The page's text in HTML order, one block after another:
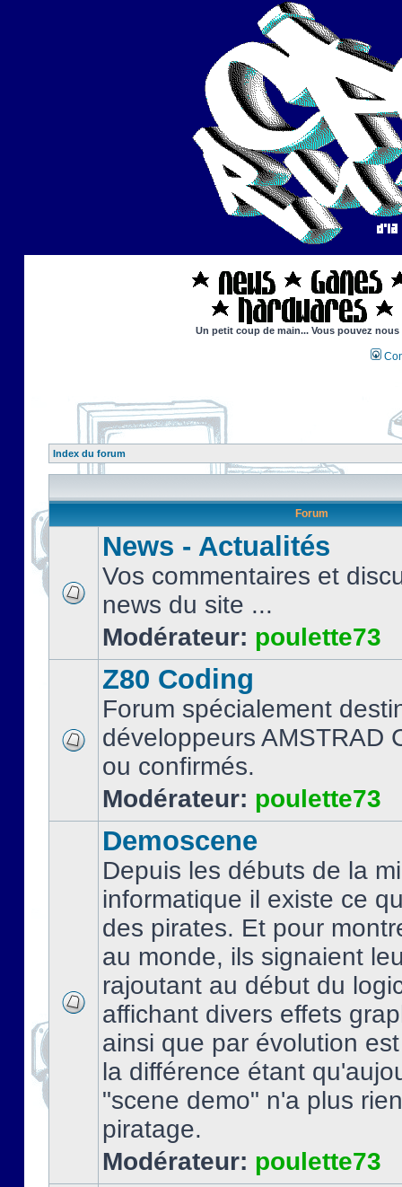
Un petit coup de main... Vous pouvez
Index du forum
Forum
News - Actualités
Vos commentaires et
news du site ...
Modérateur: poulette73
Z80 Coding
Forum spécialement
développeurs AMSTRAD
ou confirmés.
Modérateur: poulette73
Demoscene
Depuis les débuts de la
informatique il existe ce
des pirates. Et pour
au monde, ils signaient
rajoutant au début du
affichant divers effets
ainsi que par évolution
la différence étant
"scene demo" n'a plus
piratage.
Modérateur: poulette73